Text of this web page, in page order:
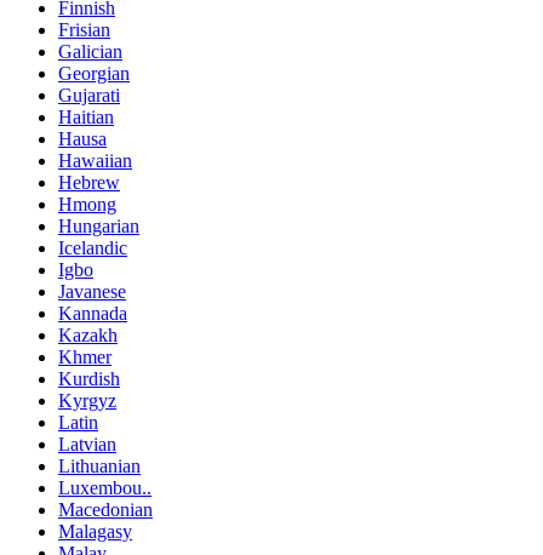
Finnish
Frisian
Galician
Georgian
Gujarati
Haitian
Hausa
Hawaiian
Hebrew
Hmong
Hungarian
Icelandic
Igbo
Javanese
Kannada
Kazakh
Khmer
Kurdish
Kyrgyz
Latin
Latvian
Lithuanian
Luxembou..
Macedonian
Malagasy